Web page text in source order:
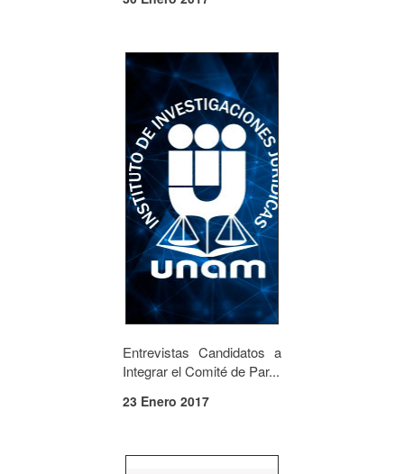
Entrevistas Candidatos a
Integrar el Comité de Par...
23 Enero 2017